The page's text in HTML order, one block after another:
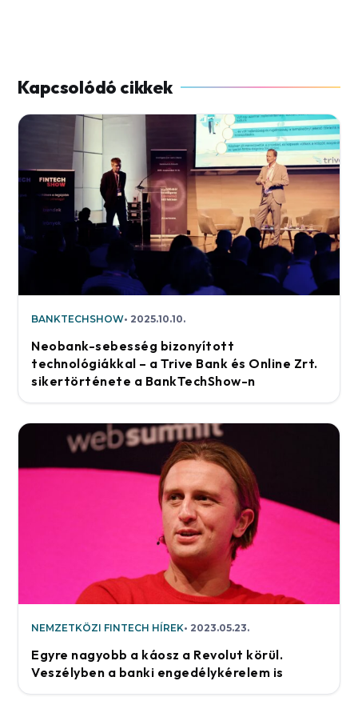
BANKTECHSHOW 2025.10.10.
Neobank-sebesség bizonyított
technológiákkal – a Trive Bank és Online Zrt.
sikertörténete a BankTechShow-n
NEMZETKÖZI FINTECH HÍREK 2023.05.23.
Egyre nagyobb a káosz a Revolut körül.
Veszélyben a banki engedélykérelem is